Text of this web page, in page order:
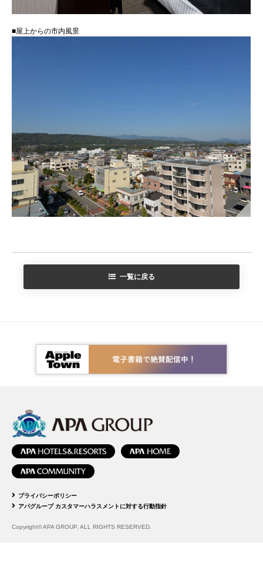
■屋上からの市内風景
一覧に戻る
プライバシーポリシー
アパグループ カスタマーハラスメントに対する行動指針
Copyright© APA GROUP, ALL RIGHTS RESERVED.